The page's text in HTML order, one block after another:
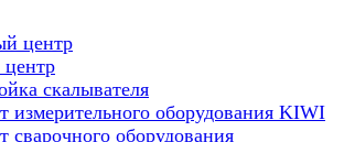
скалывателя
измерительного оборудования KIWI
сварочного оборудования